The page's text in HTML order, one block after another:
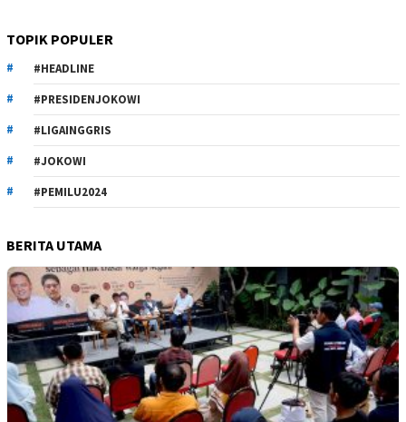
TOPIK POPULER
#HEADLINE
#PRESIDENJOKOWI
#LIGAINGGRIS
#JOKOWI
#PEMILU2024
BERITA UTAMA